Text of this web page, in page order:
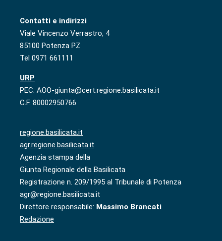
Contatti e indirizzi
Viale Vincenzo Verrastro, 4
85100 Potenza PZ
Tel 0971 661111
URP
PEC: AOO-giunta@cert.regione.basilicata.it
C.F. 80002950766
regione.basilicata.it
agr.regione.basilicata.it
Agenzia stampa della
Giunta Regionale della Basilicata
Registrazione n. 209/1995 al Tribunale di Potenza
agr@regione.basilicata.it
Direttore responsabile: Massimo Brancati
Redazione